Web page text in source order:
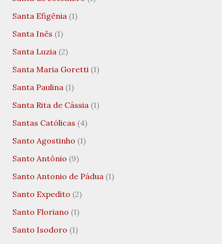
Santa Efigênia(1)
Santa Inês (1)
Santa Luzia(2)
Santa Maria Goretti(1)
Santa Paulina(1)
Santa Rita de Cássia(1)
Santas Católicas (4)
Santo Agostinho (1)
Santo Antônio (9)
Santo Antonio de Pádua(1)
Santo Expedito (2)
Santo Floriano (1)
Santo Isodoro (1)